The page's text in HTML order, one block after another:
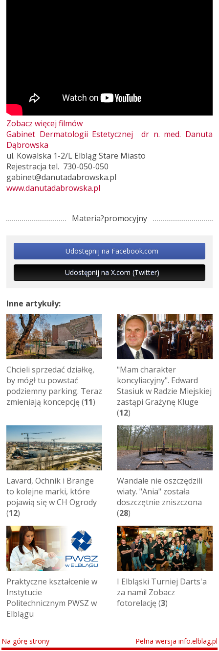
Zobacz więcej filmów
Gabinet Dermatologii Estetycznej dr n. med. Danuta
Dąbrowska
ul. Kowalska 1-2/L Elbląg Stare Miasto
Rejestracja tel. 730-050-050
gabinet@danutadabrowska.pl
www.danutadabrowska.pl
Materia?promocyjny
Udostępnij na Facebook.com
Udostępnij na X.com (Twitter)
Inne artykuły:
Chcieli sprzedać działkę,
by mógł tu powstać
podziemny parking. Teraz
zmieniają koncepcję (11)
"Mam charakter
koncyliacyjny". Edward
Stasiuk w Radzie Miejskiej
zastąpi Grażynę Kluge
(12)
Lavard, Ochnik i Brange
to kolejne marki, które
pojawią się w CH Ogrody
(12)
Wandale nie oszczędzili
wiaty. "Ania" została
doszczętnie zniszczona
(28)
Praktyczne kształcenie w
Instytucie
Politechnicznym PWSZ w
Elblągu
I Elbląski Turniej Darts'a
za nami! Zobacz
fotorelację (3)
Na górę strony Pełna wersja info.elblag.pl